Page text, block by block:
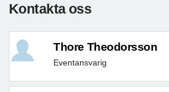
Kontakta oss
Thore Theodorsson
Eventansvarig